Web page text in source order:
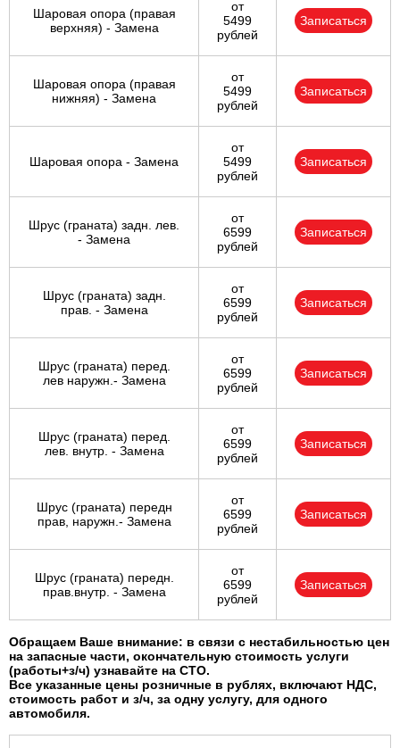
Шаровая опора (правая
верхняя) - Замена
от
5499
рублей
Записаться
Шаровая опора (правая
нижняя) - Замена
от
5499
рублей
Записаться
Шаровая опора - Замена
от
5499
рублей
Записаться
Шрус (граната) задн. лев.
- Замена
от
6599
рублей
Записаться
Шрус (граната) задн.
прав. - Замена
от
6599
рублей
Записаться
Шрус (граната) перед.
лев наружн.- Замена
от
6599
рублей
Записаться
Шрус (граната) перед.
лев. внутр. - Замена
от
6599
рублей
Записаться
Шрус (граната) передн
прав, наружн.- Замена
от
6599
рублей
Записаться
Шрус (граната) передн.
прав.внутр. - Замена
от
6599
рублей
Записаться
Обращаем Ваше внимание: в связи с нестабильностью цен
на запасные части, окончательную стоимость услуги
(работы+з/ч) узнавайте на СТО.
Все указанные цены розничные в рублях, включают НДС,
стоимость работ и з/ч, за одну услугу, для одного
автомобиля.